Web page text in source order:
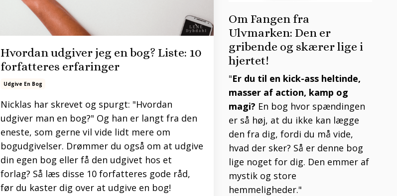
Hvordan udgiver jeg en bog? Liste: 10
forfatteres erfaringer
Udgive En Bog
Nicklas har skrevet og spurgt: "Hvordan
udgiver man en bog?" Og han er langt fra den
eneste, som gerne vil vide lidt mere om
bogudgivelser. Drømmer du også om at udgive
din egen bog eller få den udgivet hos et
forlag? Så læs disse 10 forfatteres gode råd,
før du kaster dig over at udgive en bog!
Om Fangen fra
Ulvmarken: Den er
gribende og skærer lige i
hjertet!
"Er du til en kick-ass heltinde,
masser af action, kamp og
magi? En bog hvor spændingen
er så høj, at du ikke kan lægge
den fra dig, fordi du må vide,
hvad der sker? Så er denne bog
lige noget for dig. Den emmer af
mystik og store
hemmeligheder."